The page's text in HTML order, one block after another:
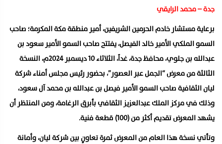
جدة – محمد الرايقي
برعاية مستشار خادم الحرمين الشريفين، أمير منطقة مكة المكرمة؛ صاحب
السمو الملكي الأمير خالد الفيصل، يفتتح صاحب السمو الأمير سعود بن
عبدالله بن جلوي، محافظ جدة، غداً، الثلاثاء 10 ديسمبر 2024م، النسخة
الثالثة من معرض “الجمل عبر العصور”، بحضور رئيس مجلس أمناء شركة
ليان الثقافية صاحب السمو الأمير فيصل بن عبدالله بن محمد آل سعود،
وذلك في مركز الملك عبدالعزيز الثقافي بأبرق الرغامة، ومن المنتظر أن
يشهد المعرض تقديم أكثر من (100) قطعة فنية.
وتأتي نسخة هذا العام من المعرض ثمرة تعاونٍ بين شركة ليان، وأمانة